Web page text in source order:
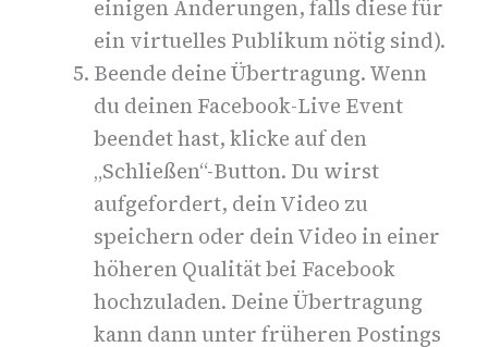
einigen Änderungen, falls diese für
ein virtuelles Publikum nötig sind).
Beende deine Übertragung. Wenn
du deinen Facebook-Live Event
beendet hast, klicke auf den
„Schließen“-Button. Du wirst
aufgefordert, dein Video zu
speichern oder dein Video in einer
höheren Qualität bei Facebook
hochzuladen. Deine Übertragung
kann dann unter früheren Postings